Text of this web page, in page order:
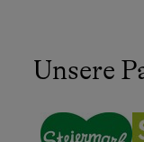
Unsere